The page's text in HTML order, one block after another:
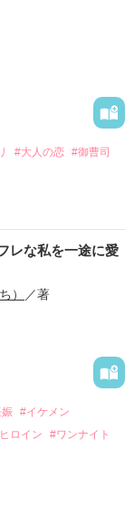
#大人の恋 #御曹司
。
壊れてしまう。
よって
た。
いた哲平に
レな私を一途に愛
） ／著
#イケメン
ロイン
#ワンナイト